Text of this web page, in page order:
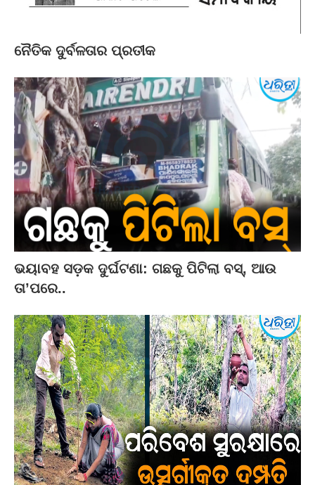
ନୈତିକ ଦୁର୍ବଳତାର ପ୍ରତୀକ
ଭୟାବହ ସଡ଼କ ଦୁର୍ଘଟଣା: ଗଛକୁ ପିଟିଲା ବସ୍‌, ଆଉ
ତା’ପରେ..